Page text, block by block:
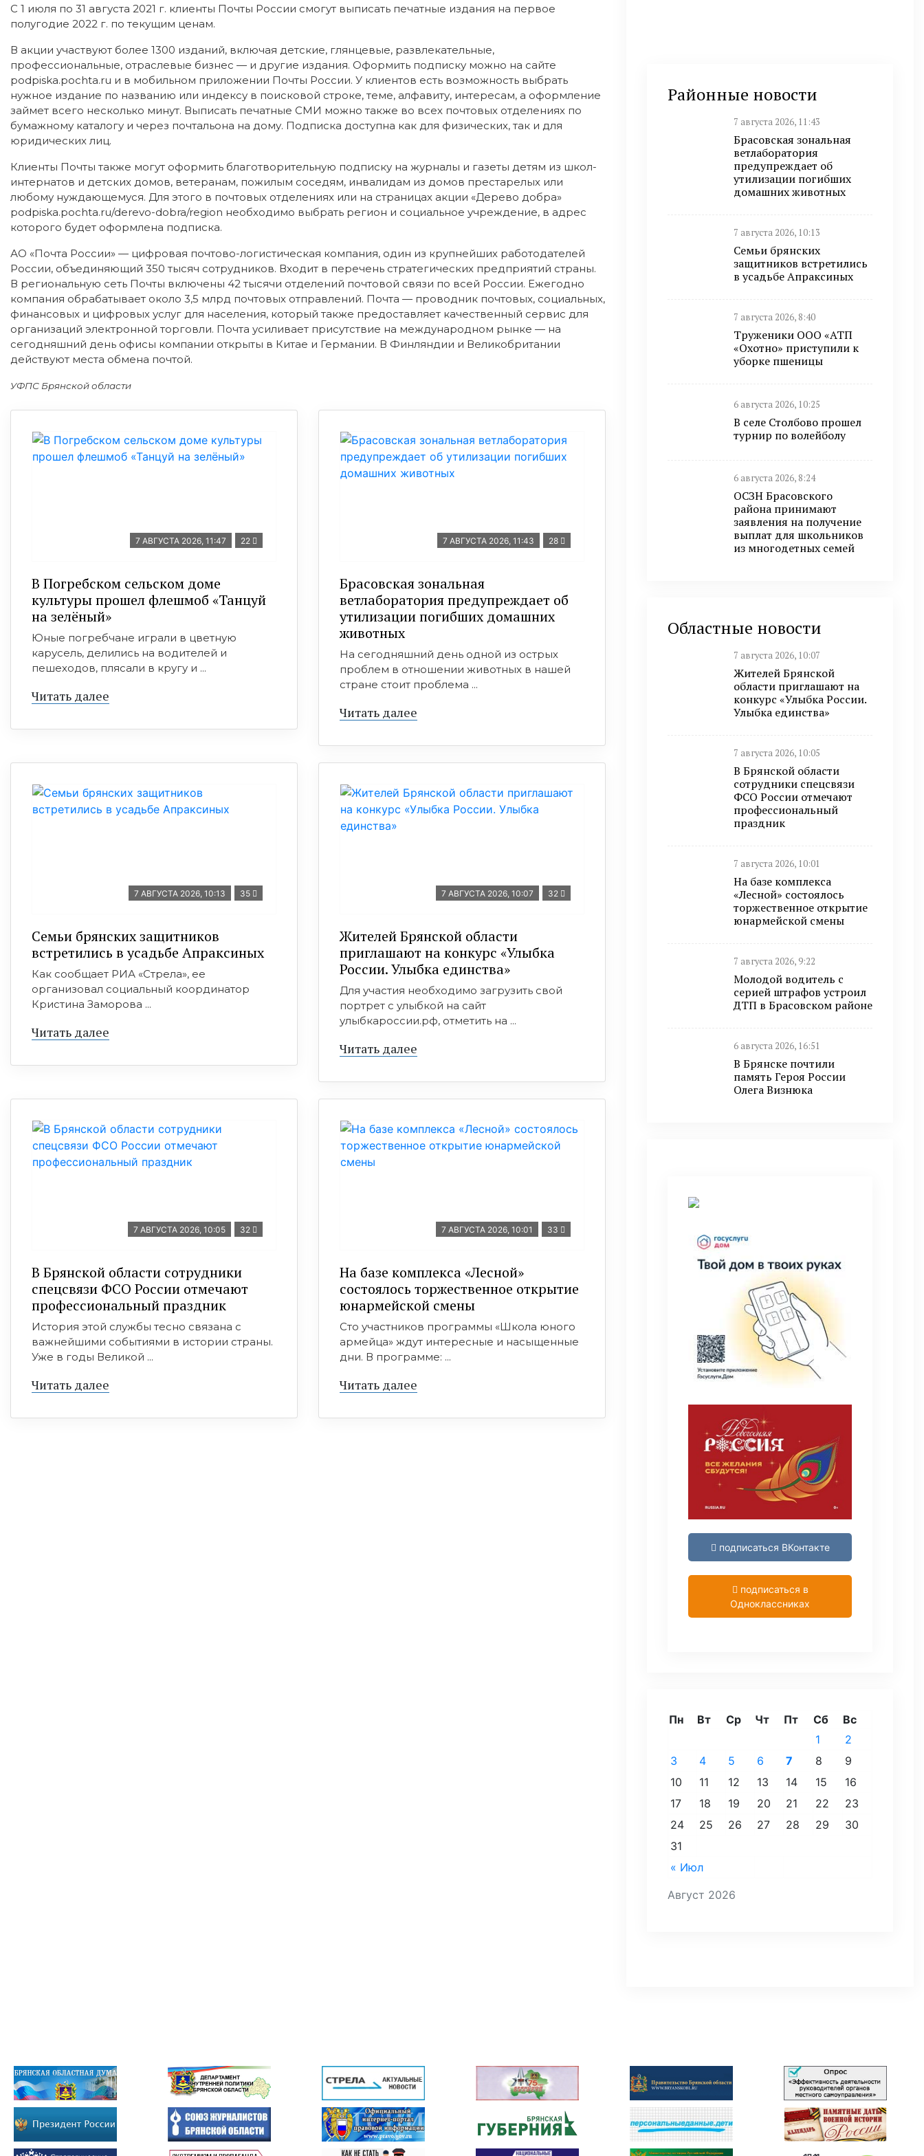
С 1 июля по 31 августа 2021 г. клиенты Почты России смогут выписать печатные издания на первое
полугодие 2022 г. по текущим ценам.
В акции участвуют более 1300 изданий, включая детские, глянцевые, развлекательные,
профессиональные, отраслевые бизнес — и другие издания. Оформить подписку можно на сайте
podpiska.pochta.ru и в мобильном приложении Почты России. У клиентов есть возможность выбрать
нужное издание по названию или индексу в поисковой строке, теме, алфавиту, интересам, а оформление
займет всего несколько минут. Выписать печатные СМИ можно также во всех почтовых отделениях по
бумажному каталогу и через почтальона на дому. Подписка доступна как для физических, так и для
юридических лиц.
Клиенты Почты также могут оформить благотворительную подписку на журналы и газеты детям из школ-
интернатов и детских домов, ветеранам, пожилым соседям, инвалидам из домов престарелых или
любому нуждающемуся. Для этого в почтовых отделениях или на страницах акции «Дерево добра»
podpiska.pochta.ru/derevo-dobra/region необходимо выбрать регион и социальное учреждение, в адрес
которого будет оформлена подписка.
АО «Почта России» — цифровая почтово-логистическая компания, один из крупнейших работодателей
России, объединяющий 350 тысяч сотрудников. Входит в перечень стратегических предприятий страны.
В региональную сеть Почты включены 42 тысячи отделений почтовой связи по всей России. Ежегодно
компания обрабатывает около 3,5 млрд почтовых отправлений. Почта — проводник почтовых, социальных,
финансовых и цифровых услуг для населения, который также предоставляет качественный сервис для
организаций электронной торговли. Почта усиливает присутствие на международном рынке — на
сегодняшний день офисы компании открыты в Китае и Германии. В Финляндии и Великобритании
действуют места обмена почтой.
УФПС Брянской области
7 АВГУСТА 2026, 11:47 22
В Погребском сельском доме
культуры прошел флешмоб «Танцуй
на зелёный»
Юные погребчане играли в цветную
карусель, делились на водителей и
пешеходов, плясали в кругу и ...
Читать далее
7 АВГУСТА 2026, 11:43 28
Брасовская зональная
ветлаборатория предупреждает об
утилизации погибших домашних
животных
На сегодняшний день одной из острых
проблем в отношении животных в нашей
стране стоит проблема ...
Читать далее
7 АВГУСТА 2026, 10:13 35
Семьи брянских защитников
встретились в усадьбе Апраксиных
Как сообщает РИА «Стрела», ее
организовал социальный координатор
Кристина Заморова ...
Читать далее
7 АВГУСТА 2026, 10:07 32
Жителей Брянской области
приглашают на конкурс «Улыбка
России. Улыбка единства»
Для участия необходимо загрузить свой
портрет с улыбкой на сайт
улыбкароссии.рф, отметить на ...
Читать далее
7 АВГУСТА 2026, 10:05 32
В Брянской области сотрудники
спецсвязи ФСО России отмечают
профессиональный праздник
История этой службы тесно связана с
важнейшими событиями в истории страны.
Уже в годы Великой ...
Читать далее
7 АВГУСТА 2026, 10:01 33
На базе комплекса «Лесной»
состоялось торжественное открытие
юнармейской смены
Сто участников программы «Школа юного
армейца» ждут интересные и насыщенные
дни. В программе: ...
Читать далее
Районные новости
7 августа 2026, 11:43
Брасовская зональная
ветлаборатория
предупреждает об
утилизации погибших
домашних животных
7 августа 2026, 10:13
Семьи брянских
защитников встретились
в усадьбе Апраксиных
7 августа 2026, 8:40
Труженики ООО «АТП
«Охотно» приступили к
уборке пшеницы
6 августа 2026, 10:25
В селе Столбово прошел
турнир по волейболу
6 августа 2026, 8:24
ОСЗН Брасовского
района принимают
заявления на получение
выплат для школьников
из многодетных семей
Областные новости
7 августа 2026, 10:07
Жителей Брянской
области приглашают на
конкурс «Улыбка России.
Улыбка единства»
7 августа 2026, 10:05
В Брянской области
сотрудники спецсвязи
ФСО России отмечают
профессиональный
праздник
7 августа 2026, 10:01
На базе комплекса
«Лесной» состоялось
торжественное открытие
юнармейской смены
7 августа 2026, 9:22
Молодой водитель с
серией штрафов устроил
ДТП в Брасовском районе
6 августа 2026, 16:51
В Брянске почтили
память Героя России
Олега Визнюка
подписаться ВКонтакте
подписаться в
Одноклассниках
Август 2026
Пн Вт Ср Чт Пт Сб Вс
« Июл
1
2
3
4 5 6 7 8
9
10
11 12 13 14 15
16
17
18 19 20 21 22
23
24
25 26 27 28 29
30
31